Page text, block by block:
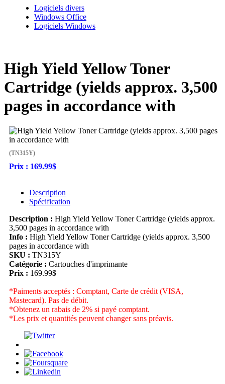
Logiciels divers
Windows Office
Logiciels Windows
High Yield Yellow Toner
Cartridge (yields approx. 3,500
pages in accordance with
(TN315Y)
Prix : 169.99$
Description
Spécification
Description : High Yield Yellow Toner Cartridge (yields approx.
3,500 pages in accordance with
Info : High Yield Yellow Toner Cartridge (yields approx. 3,500
pages in accordance with
SKU : TN315Y
Catégorie : Cartouches d'imprimante
Prix : 169.99$
*Paiments acceptés : Comptant, Carte de crédit (VISA,
Mastecard). Pas de débit.
*Obtenez un rabais de 2% si payé comptant.
*Les prix et quantités peuvent changer sans préavis.